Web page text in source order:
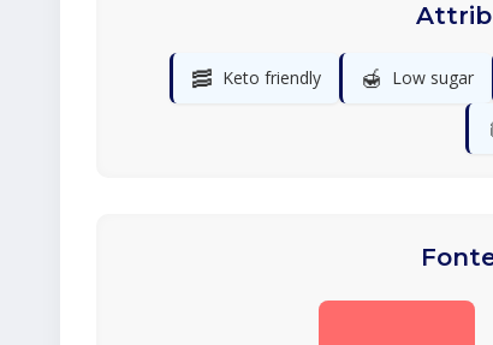
🥓 Keto friendly 🍯 Low sugar